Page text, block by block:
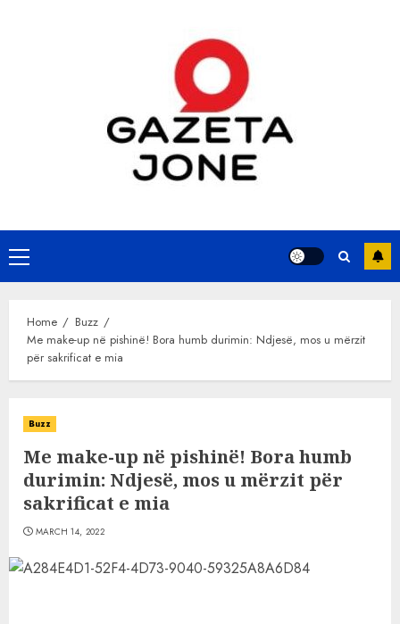
Primary
Menu
Home
Buzz
Me make-up në pishinë! Bora humb durimin: Ndjesë, mos u mërzit
për sakrificat e mia
Buzz
Me make-up në pishinë! Bora humb
durimin: Ndjesë, mos u mërzit për
sakrificat e mia
MARCH 14, 2022